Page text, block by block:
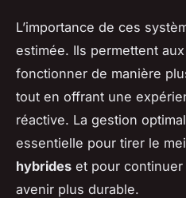
L’importance de ces
estimée. Ils permettent aux
fonctionner de manière
tout en offrant une
réactive. La gestion
essentielle pour tirer le
hybrides et pour
avenir plus durable.